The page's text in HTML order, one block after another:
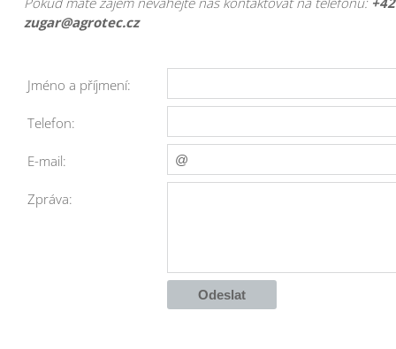
zugar@agrotec.cz
Jméno a příjmení:
Telefon:
E-mail:
Zpráva: